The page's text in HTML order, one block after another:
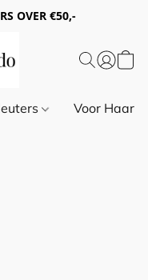
OVER €50,-
Voor Haar